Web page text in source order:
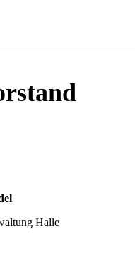
Halle